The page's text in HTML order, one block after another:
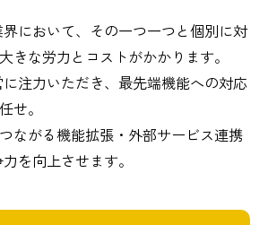
において、その一つ一つと個別に対
きな労力とコストがかかります。
注力いただき、最先端機能への対応
せ。
ながる機能拡張・外部サービス連携
を向上させます。